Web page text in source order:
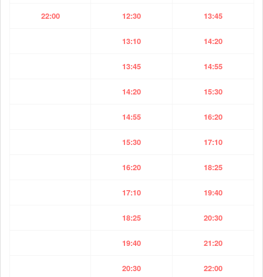
22:00 12:30 13:45
13:10 14:20
13:45 14:55
14:20 15:30
14:55 16:20
15:30 17:10
16:20 18:25
17:10 19:40
18:25 20:30
19:40 21:20
20:30 22:00